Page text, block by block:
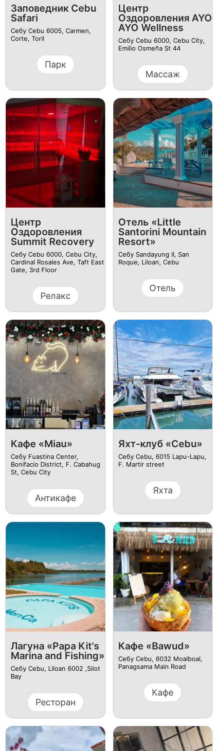
Заповедник Cebu
Safari
Себу Cebu 6005, Carmen,
Corte, Toril
Парк
Центр
Оздоровления AYO
AYO Wellness
Себу Cebu 6000, Cebu City,
Emilio Osmeña St 44
Массаж
Центр
Оздоровления
Summit Recovery
Себу Cebu 6000, Cebu City,
Cardinal Rosales Ave, Taft East
Gate, 3rd Floor
Релакс
Отель «Little
Santorini Mountain
Resort»
Себу Sandayung II, San
Roque, Liloan, Cebu
Отель
Кафе «Miau»
Себу Fuastina Center,
Bonifacio District, F. Cabahug
St, Cebu City
Антикафе
Яхт-клуб «Cebu»
Себу Cebu, 6015 Lapu-Lapu,
F. Martir street
Яхта
Лагуна «Papa Kit's
Marina and Fishing»
Себу Cebu, Liloan 6002 ,Silot
Bay
Ресторан
Кафе «Bawud»
Себу Cebu, 6032 Moalboal,
Panagsama Main Road
Кафе